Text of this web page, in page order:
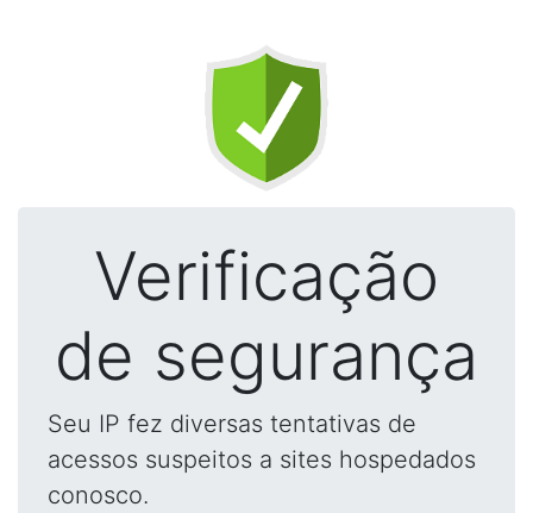
Verificação
de segurança
Seu IP fez diversas tentativas de
acessos suspeitos a sites hospedados
conosco.